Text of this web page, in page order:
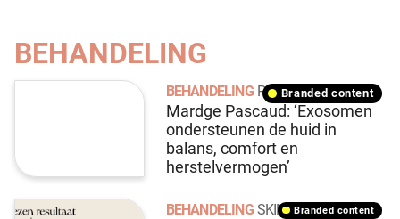
BEHANDELING
branded content
BEHANDELING PASCAUD CARE
Mardge Pascaud: ‘Exosomen
ondersteunen de huid in
balans, comfort en
herstelvermogen’
branded content
BEHANDELING SKINDEPENDENT